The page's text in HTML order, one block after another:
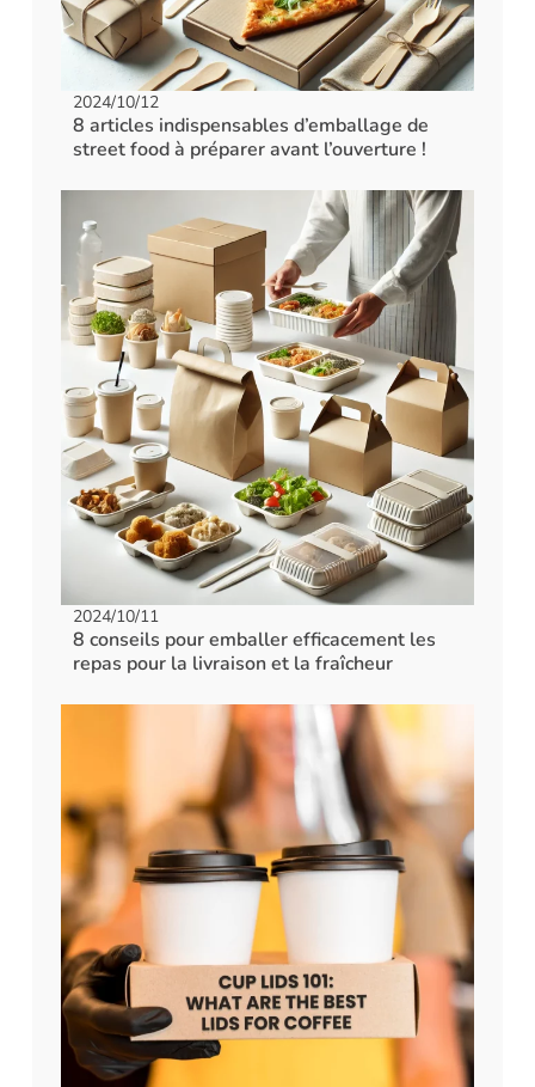
2024/10/12
8 articles indispensables d’emballage de
street food à préparer avant l’ouverture !
2024/10/11
8 conseils pour emballer efficacement les
repas pour la livraison et la fraîcheur